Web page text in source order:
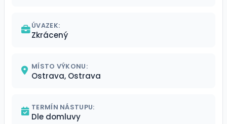
ÚVAZEK:
Zkrácený
MÍSTO VÝKONU:
Ostrava, Ostrava
TERMÍN NÁSTUPU:
Dle domluvy